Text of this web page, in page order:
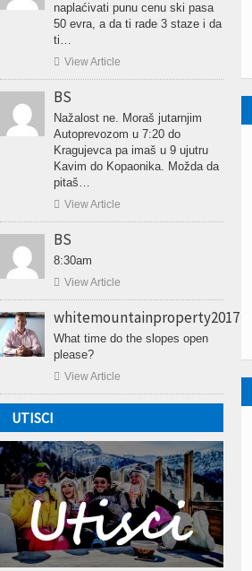
naplaćivati punu cenu ski pasa
50 evra, a da ti rade 3 staze i da
ti…
 View Article
BS
Nažalost ne. Moraš jutarnjim
Autoprevozom u 7:20 do
Kragujevca pa imaš u 9 ujutru
Kavim do Kopaonika. Možda da
pitaš…
 View Article
BS
8:30am
 View Article
whitemountainproperty2017
What time do the slopes open
please?
 View Article
UTISCI